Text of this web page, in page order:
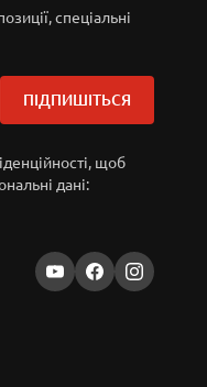
спеціальні
ПІДПИШІТЬСЯ
щоб
дані: